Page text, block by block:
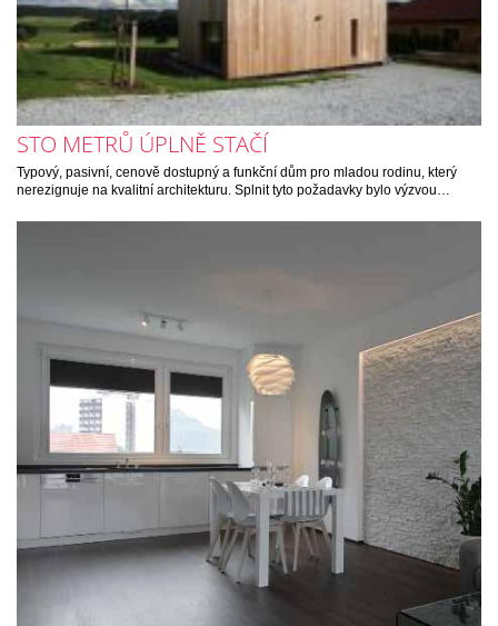
STO METRŮ ÚPLNĚ STAČÍ
Typový, pasivní, cenově dostupný a funkční dům pro mladou rodinu, který
nerezignuje na kvalitní architekturu. Splnit tyto požadavky bylo výzvou…